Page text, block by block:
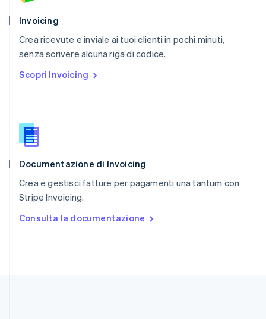
Invoicing
Crea ricevute e inviale ai tuoi clienti in pochi minuti,
senza scrivere alcuna riga di codice.
Scopri Invoicing
Documentazione di Invoicing
Crea e gestisci fatture per pagamenti una tantum con
Stripe Invoicing.
Consulta la documentazione
RAS di Hong Kong, Cina
English
Regno Unito
English
English
English
Slovacchia
Slovenia
Spagna
EspañolEnglish
English Español简体中文